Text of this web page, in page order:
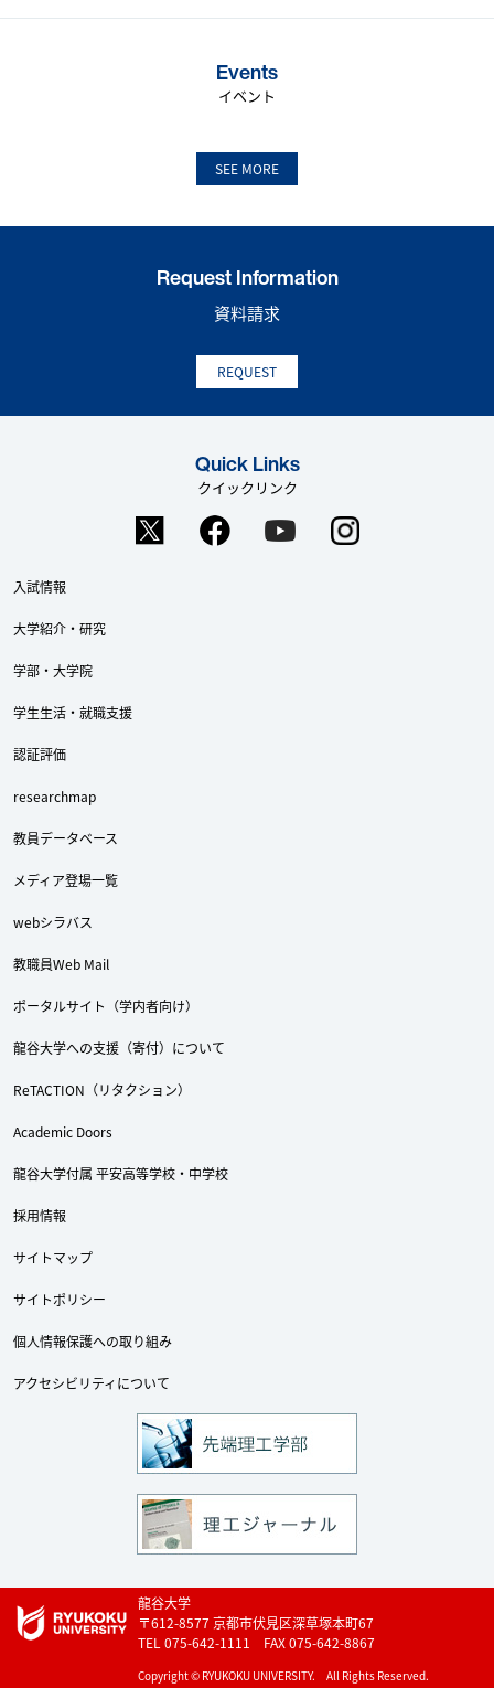
Events
イベント
SEE MORE
Request Information
資料請求
REQUEST
Quick Links
クイックリンク
入試情報
大学紹介・研究
学部・大学院
学生生活・就職支援
認証評価
researchmap
教員データベース
メディア登場一覧
webシラバス
教職員Web Mail
ポータルサイト（学内者向け）
龍谷大学への支援（寄付）について
ReTACTION（リタクション）
Academic Doors
龍谷大学付属 平安高等学校・中学校
採用情報
サイトマップ
サイトポリシー
個人情報保護への取り組み
アクセシビリティについて
Copyright © RYUKOKU UNIVERSITY. All Rights Reserved.
龍谷大学
〒612-8577 京都市伏見区深草塚本町67
TEL 075-642-1111 FAX 075-642-8867